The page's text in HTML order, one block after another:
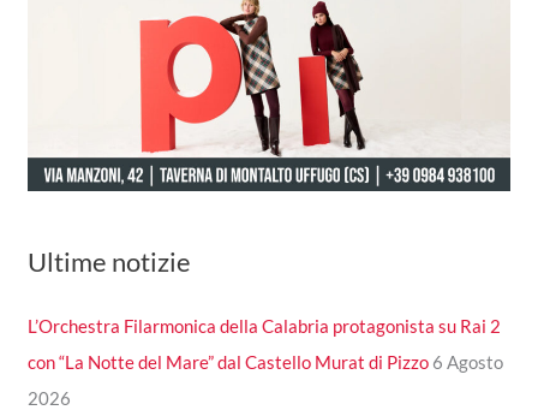
Ultime notizie
L’Orchestra Filarmonica della Calabria protagonista su Rai 2
con “La Notte del Mare” dal Castello Murat di Pizzo 6 Agosto
2026